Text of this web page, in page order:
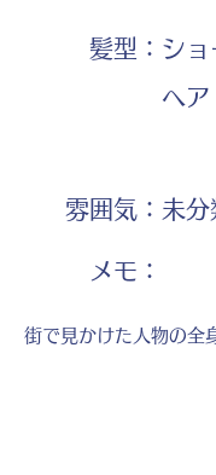
髪型： ショ
ヘア
雰囲気： 未分
​メモ：
街で見かけた人物の全